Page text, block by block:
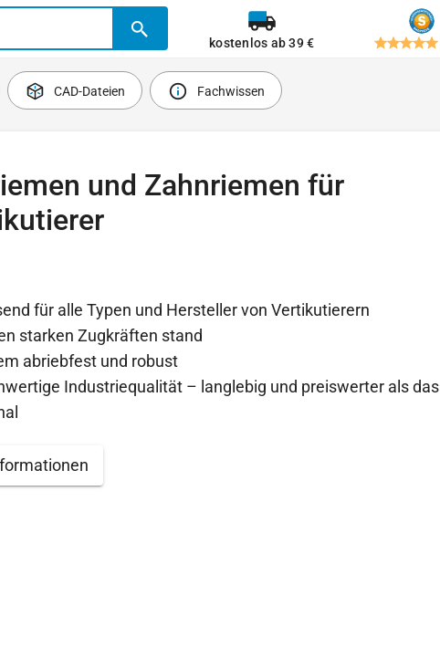
kostenlos ab 39 €
CAD-Dateien Fachwissen
und Zahnriemen für
für alle Typen und Hersteller von Vertikutierern
starken Zugkräften stand
abriebfest und robust
Industriequalität – langlebig und preiswerter als das